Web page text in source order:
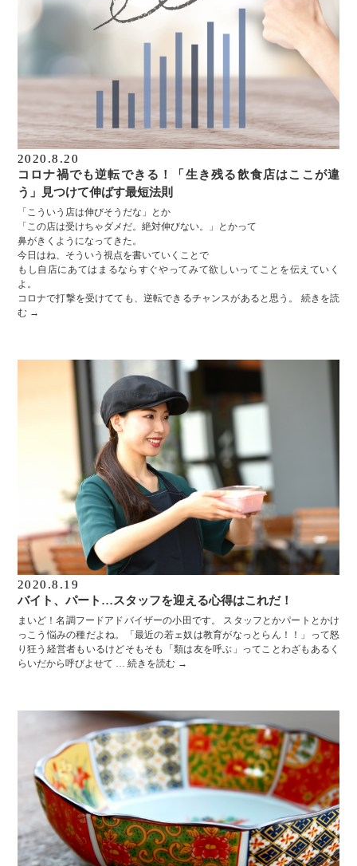
2020.8.20
コロナ禍でも逆転できる！「生き残る飲食店はここが違
う」見つけて伸ばす最短法則
「こういう店は伸びそうだな」とか
「この店は受けちゃダメだ。絶対伸びない。」とかって
鼻がきくようになってきた。
今日はね、そういう視点を書いていくことで
もし自店にあてはまるならすぐやってみて欲しいってことを伝えていく
よ。
コロナで打撃を受けてても、逆転できるチャンスがあると思う。 続きを読
む →
2020.8.19
バイト、パート…スタッフを迎える心得はこれだ！
まいど！名調フードアドバイザーの小田です。 スタッフとかパートとかけ
っこう悩みの種だよね。「最近の若ェ奴は教育がなっとらん！！」って怒
り狂う経営者もいるけどそもそも「類は友を呼ぶ」ってことわざもあるく
らいだから呼びよせて … 続きを読む →